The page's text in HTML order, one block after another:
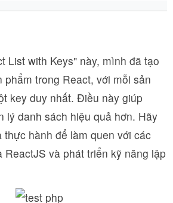
List with Keys" này, mình đã tạo
phẩm trong React, với mỗi sản
key duy nhất. Điều này giúp
lý danh sách hiệu quả hơn. Hãy
hành để làm quen với các
ReactJS và phát triển kỹ năng lập